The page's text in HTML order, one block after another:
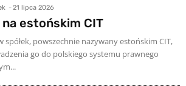
- 21 lipca 2026
na estońskim CIT
spółek, powszechnie nazywany estońskim CIT,
go do polskiego systemu prawnego